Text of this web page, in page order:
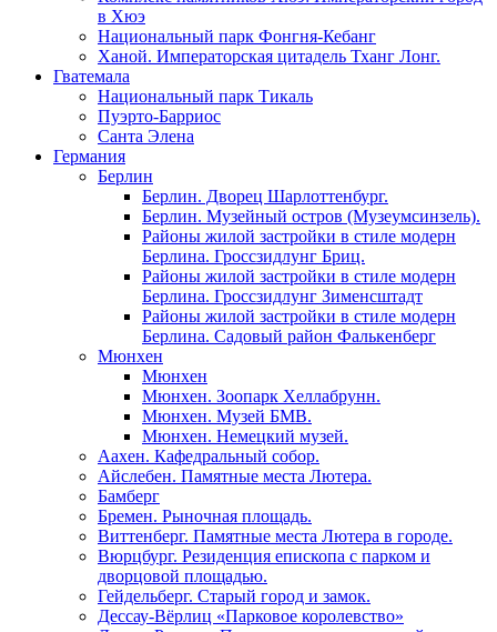
в Хюэ
Национальный парк Фонгня-Кебанг
Ханой. Императорская цитадель Тханг Лонг.
Гватемала
Национальный парк Тикаль
Пуэрто-Барриос
Санта Элена
Германия
Берлин
Берлин. Дворец Шарлоттенбург.
Берлин. Музейный остров (Музеумсинзель).
Районы жилой застройки в стиле модерн
Берлина. Гроссзидлунг Бриц.
Районы жилой застройки в стиле модерн
Берлина. Гроссзидлунг Зименсштадт
Районы жилой застройки в стиле модерн
Берлина. Садовый район Фалькенберг
Мюнхен
Мюнхен
Мюнхен. Зоопарк Хеллабрунн.
Мюнхен. Музей БМВ.
Мюнхен. Немецкий музей.
Аахен. Кафедральный собор.
Айслебен. Памятные места Лютера.
Бамберг
Бремен. Рыночная площадь.
Виттенберг. Памятные места Лютера в городе.
Вюрцбург. Резиденция епископа с парком и
дворцовой площадью.
Гейдельберг. Старый город и замок.
Дессау-Вёрлиц «Парковое королевство»